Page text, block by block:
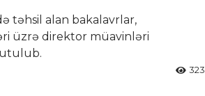
təhsil alan bakalavrlar,
üzrə direktor müavinləri
323